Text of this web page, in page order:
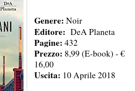
Genere: Noir
Editore: DeA Planeta
Pagine: 432
Prezzo: 8,99 (E-book) - €
16,00
Uscita: 10 Aprile 2018